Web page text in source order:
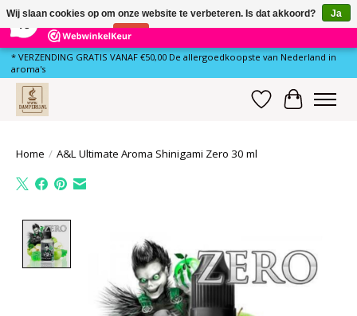
80 Reviews ×
* VERZENDING GRATIS VANAF €50,00 De allergoedkoopste van Nederland in
aroma's
Verlanglijst
Home / A&L Ultimate Aroma Shinigami Zero 30 ml
Wij slaan cookies op om onze website te verbeteren. Is dat akkoord?
Ja
Nee